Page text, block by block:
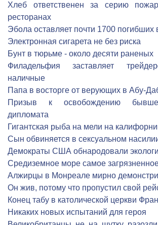
Хлеб ответственен за серию
ресторанах
Эбола оставляет почти 1700 погибших
Электронная сигарета не без риска
Бунт в тюрьме - около десяти раненых
Филадельфия заставляет
наличные
Папа в восторге от верующих в Абу-
Призыв к освобождению
дипломата
Гигантская рыба на мели на
Сын обвиняется в сексуальном
Демократы США обнародовали
Средиземное море самое
Алжирцы в Монреале мирно
Он жив, потому что пропустил свой
Конец табу в католической церкви
Никаких новых испытаний для героя